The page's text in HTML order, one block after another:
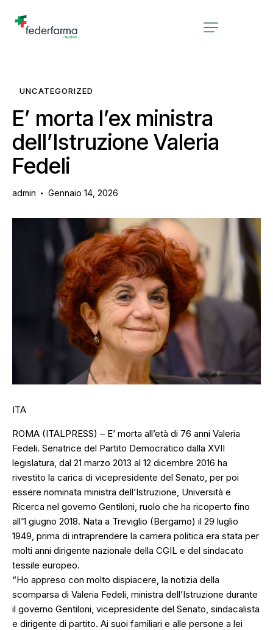
UNCATEGORIZED
E’ morta l’ex ministra
dell’Istruzione Valeria
Fedeli
admin Gennaio 14, 2026
ITA
ROMA (ITALPRESS) – E’ morta all’età di 76 anni Valeria
Fedeli. Senatrice del Partito Democratico dalla XVII
legislatura, dal 21 marzo 2013 al 12 dicembre 2016 ha
rivestito la carica di vicepresidente del Senato, per poi
essere nominata ministra dell’Istruzione, Università e
Ricerca nel governo Gentiloni, ruolo che ha ricoperto fino
all’1 giugno 2018. Nata a Treviglio (Bergamo) il 29 luglio
1949, prima di intraprendere la carriera politica era stata per
molti anni dirigente nazionale della CGIL e del sindacato
tessile europeo.
“Ho appreso con molto dispiacere, la notizia della
scomparsa di Valeria Fedeli, ministra dell’Istruzione durante
il governo Gentiloni, vicepresidente del Senato, sindacalista
e dirigente di partito. Ai suoi familiari e alle persone a lei